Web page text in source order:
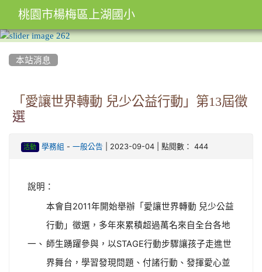
本站消息
「愛讓世界轉動 兒少公益行動」第13屆徵
選
活動 學務組 - 一般公告 | 2023-09-04 | 點閱數： 444
說明：
一、
本會自2011年開始舉辦「愛讓世界轉動 兒少公益
行動」徵選，多年來累積超過萬名來自全台各地
師生踴躍參與，以STAGE行動步驟讓孩子走進世
界舞台，學習發現問題、付諸行動、發揮愛心並
桃園市楊梅區上湖國小